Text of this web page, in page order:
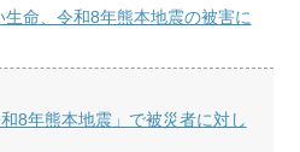
命、令和8年熊本地震の被害に
8年熊本地震」で被災者に対し